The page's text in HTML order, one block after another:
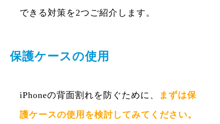
できる対策を2つご紹介します。
保護ケースの使用
iPhoneの背面割れを防ぐために、
まずは保
護ケースの使用を検討してみてください。